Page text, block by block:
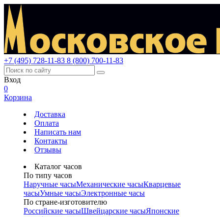
+7 (495) 728-11-83 8 (800) 700-11-83
Вход
0
Корзина
Доставка
Оплата
Написать нам
Контакты
Отзывы
Каталог часов
По типу часов
Наручные часыМеханические часыКварцевые
часыУмные часыЭлектронные часы
По стране-изготовителю
Российские часыШвейцарские часыЯпонские